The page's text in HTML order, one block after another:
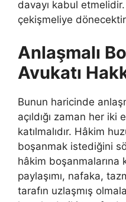
davayı kabul
çekişmeliye
Anlaşmalı
Avukatı
Bunun haricinde
açıldığı zaman her iki
katılmalıdır. Hâkim
boşanmak istediğini
hâkim boşanmalarına
paylaşımı, nafaka,
tarafın uzlaşmış